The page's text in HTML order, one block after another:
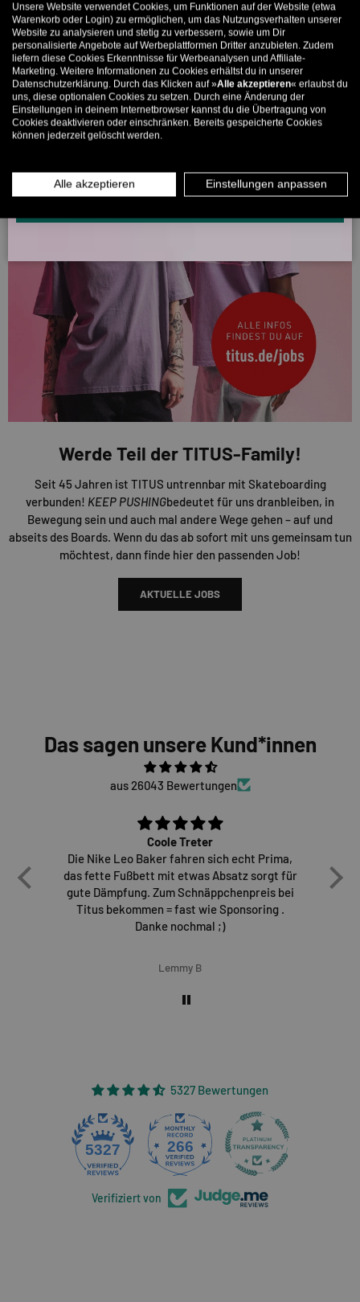
Werde Teil der TITUS-Family!
Seit 45 Jahren ist TITUS untrennbar mit Skateboarding
verbunden! KEEP PUSHINGbedeutet für uns dranbleiben, in
Bewegung sein und auch mal andere Wege gehen – auf und
abseits des Boards. Wenn du das ab sofort mit uns gemeinsam tun
möchtest, dann finde hier den passenden Job!
AKTUELLE JOBS
Das sagen unsere Kund*innen
aus 26043 Bewertungen
Coole Treter
Die Nike Leo Baker fahren sich echt Prima,
das fette Fußbett mit etwas Absatz sorgt für
gute Dämpfung. Zum Schnäppchenpreis bei
Titus bekommen = fast wie Sponsoring .
Danke nochmal ;)
Lemmy B
5327 Bewertungen
5327 266
Verifiziert von
Bis zu 11% Rabatt auf deine erste Bestellung. Aufgepasst: Du
kannst nur 1x wählen! 🤫
5% ab €80 9% ab €100 11% ab €150 🔥
E-Mail
MÄNNER
INFOS ÜBER WHATSAPP? KEIN PROBLEM!
KLICK HIER UND SCHICKE UNS DIE VORGESCHRIEBENE NACHRICHT,
Unsere Website verwendet Cookies, um Funktionen auf der Website (etwa
Warenkorb oder Login) zu ermöglichen, um das Nutzungsverhalten unserer
Website zu analysieren und stetig zu verbessern, sowie um Dir
personalisierte Angebote auf Werbeplattformen Dritter anzubieten. Zudem
liefern diese Cookies Erkenntnisse für Werbeanalysen und Affiliate-
Marketing. Weitere Informationen zu Cookies erhältst du in unserer
Datenschutzerklärung. Durch das Klicken auf »Alle akzeptieren« erlaubst du
uns, diese optionalen Cookies zu setzen. Durch eine Änderung der
Einstellungen in deinem Internetbrowser kannst du die Übertragung von
Cookies deaktivieren oder einschränken. Bereits gespeicherte Cookies
können jederzeit gelöscht werden.
Alle akzeptieren Einstellungen anpassen